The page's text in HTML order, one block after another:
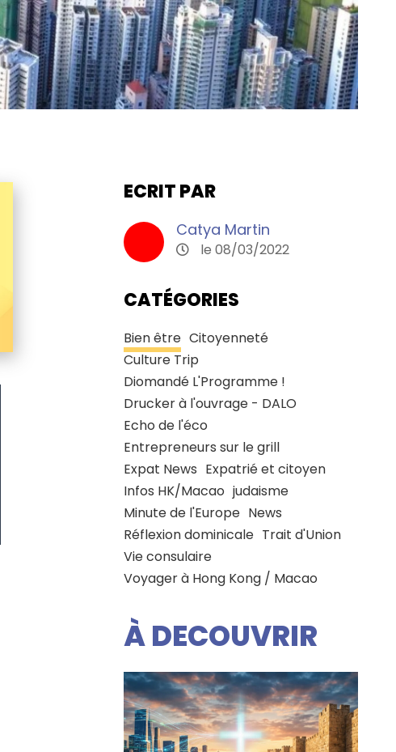
ECRIT PAR
Catya Martin
le 08/03/2022
CATÉGORIES
Bien être Citoyenneté
Culture Trip
Diomandé L'Programme !
Drucker à l'ouvrage - DALO
Echo de l'éco
Entrepreneurs sur le grill
Expat News Expatrié et citoyen
Infos HK/Macao judaisme
Minute de l'Europe News
Réflexion dominicale Trait d'Union
Vie consulaire
Voyager à Hong Kong / Macao
À DECOUVRIR